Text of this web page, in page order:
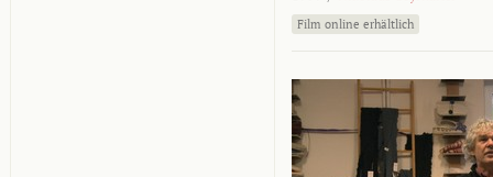
Film online erhältlich